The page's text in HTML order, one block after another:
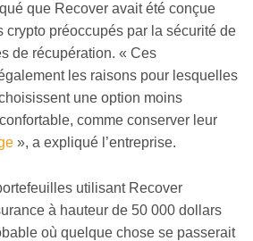
que Recover avait été conçue
crypto préoccupés par la sécurité de
de récupération. « Ces
les raisons pour lesquelles
une option moins
comme conserver leur
», a expliqué l’entreprise.
utilisant Recover
à hauteur de 50 000 dollars
où quelque chose se passerait